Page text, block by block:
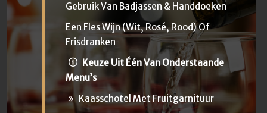
Gebruik Van Badjassen & Handdoeken
Een Fles Wijn (Wit, Rosé, Rood) Of
Frisdranken
Keuze Uit Één Van Onderstaande
Menu’s
Kaasschotel Met Fruitgarnituur